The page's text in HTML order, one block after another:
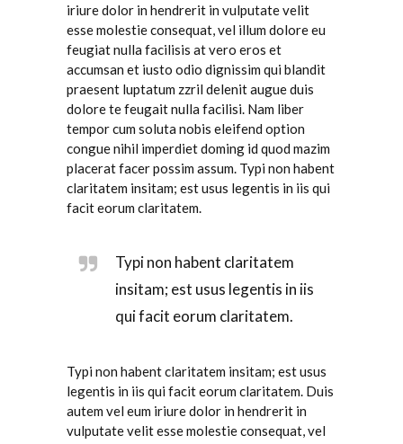
iriure dolor in hendrerit in vulputate velit
esse molestie consequat, vel illum dolore eu
feugiat nulla facilisis at vero eros et
accumsan et iusto odio dignissim qui blandit
praesent luptatum zzril delenit augue duis
dolore te feugait nulla facilisi. Nam liber
tempor cum soluta nobis eleifend option
congue nihil imperdiet doming id quod mazim
placerat facer possim assum. Typi non habent
claritatem insitam; est usus legentis in iis qui
facit eorum claritatem.
Typi non habent claritatem
insitam; est usus legentis in iis
qui facit eorum claritatem.
Typi non habent claritatem insitam; est usus
legentis in iis qui facit eorum claritatem. Duis
autem vel eum iriure dolor in hendrerit in
vulputate velit esse molestie consequat, vel